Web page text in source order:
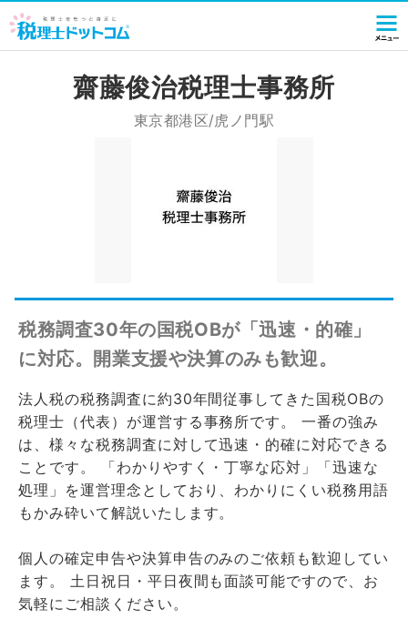
齋藤俊治税理士事務所
東京都港区/虎ノ門駅
税務調査30年の国税OBが「迅速・的確」
に対応。開業支援や決算のみも歓迎。
法人税の税務調査に約30年間従事してきた国税OBの
税理士（代表）が運営する事務所です。 一番の強み
は、様々な税務調査に対して迅速・的確に対応できる
ことです。 「わかりやすく・丁寧な応対」「迅速な
処理」を運営理念としており、わかりにくい税務用語
もかみ砕いて解説いたします。
個人の確定申告や決算申告のみのご依頼も歓迎してい
ます。 土日祝日・平日夜間も面談可能ですので、お
気軽にご相談ください。